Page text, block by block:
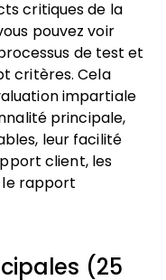
critiques de la
pouvez voir
de test et
critères. Cela
impartiale
principale,
leur facilité
client, les
le rapport
(25